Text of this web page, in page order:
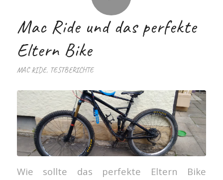
Mac Ride und das perfekte
Eltern Bike
MAC RIDE, TESTBERICHTE
Wie sollte das perfekte Eltern Bike